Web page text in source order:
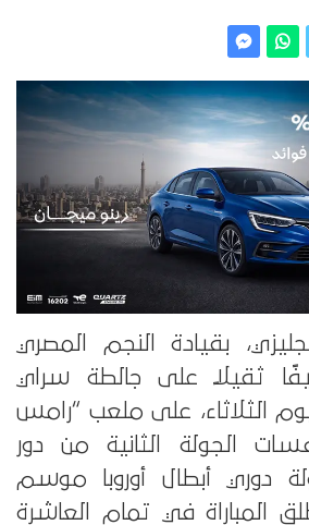
بقيادة النجم المصري
ثقيلًا على جالطة سراي
الثلاثاء، على ملعب “رامس
الجولة الثانية من دور
دوري أبطال أوروبا موسم
وتنطلق المباراة في تمام العاشرة